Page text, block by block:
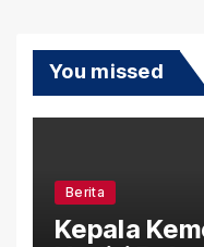
You missed
Berita
Kepala